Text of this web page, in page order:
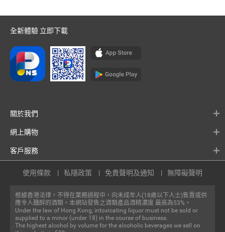
全新體驗 立即下載
關於我們
網上購物
客戶服務
根據香港法律，不得在業務過程中，向未成年人(18歲以下人士)售賣或供
應令人醺醉的酒類。本網站發售之酒類產品酒精濃度 最高為53%。
Under the law of Hong Kong, intoxicating liquor must not be sold or
supplied to a minor (under 18) in the course of business.
The highest alcohol by volume for the alcoholic beverages we sell on
使用條款 私隱政策 免責聲明及通知 無障礙聲明